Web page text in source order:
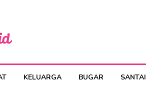
KELUARGA BUGAR SANTAI